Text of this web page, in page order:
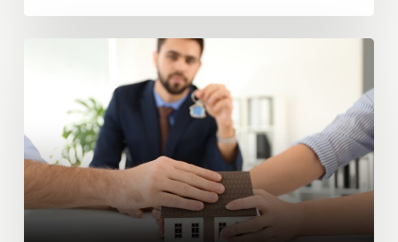
Minnesota
la
propiedad
adquirida
antes